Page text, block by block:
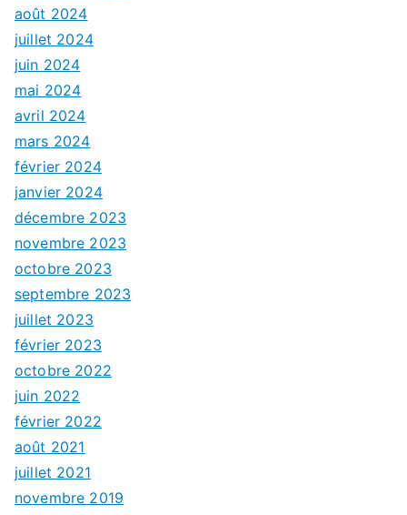
août 2024
juillet 2024
juin 2024
mai 2024
avril 2024
mars 2024
février 2024
janvier 2024
décembre 2023
novembre 2023
octobre 2023
septembre 2023
juillet 2023
février 2023
octobre 2022
juin 2022
février 2022
août 2021
juillet 2021
novembre 2019